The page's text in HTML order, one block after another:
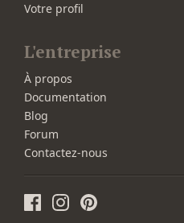
Votre profil
L'entreprise
À propos
Documentation
Blog
Forum
Contactez-nous